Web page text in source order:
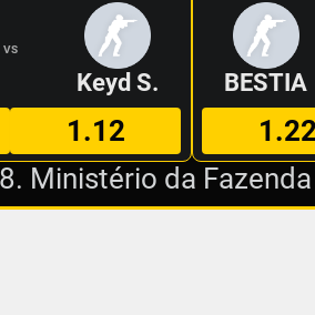
VS
Keyd S.
1.12
BESTIA
Ministério da